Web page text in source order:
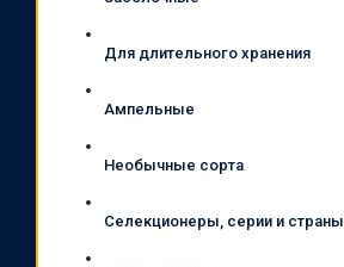
Для длительного хранения
Ампельные
Необычные сорта
Селекционеры, серии и страны